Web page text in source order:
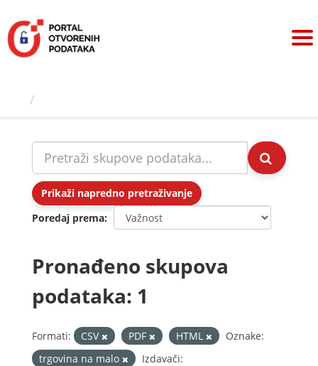
sadržaj
Prikaži napredno pretraživanje
Poredaj prema
Pronađeno skupova
podataka: 1
Formati: CSV PDF HTML
Oznake:
trgovina na malo
Izdavači: